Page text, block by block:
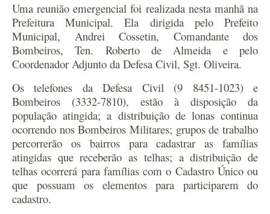
Uma reunião emergencial foi realizada nesta manhã na
Prefeitura Municipal. Ela dirigida pelo Prefeito
Municipal, Andrei Cossetin, Comandante dos
Bombeiros, Ten. Roberto de Almeida e pelo
Coordenador Adjunto da Defesa Civil, Sgt. Oliveira.
Os telefones da Defesa Civil (9 8451-1023) e
Bombeiros (3332-7810), estão à disposição da
população atingida; a distribuição de lonas continua
ocorrendo nos Bombeiros Militares; grupos de trabalho
percorrerão os bairros para cadastrar as famílias
atingidas que receberão as telhas; a distribuição de
telhas ocorrerá para famílias com o Cadastro Único ou
que possuam os elementos para participarem do
cadastro.